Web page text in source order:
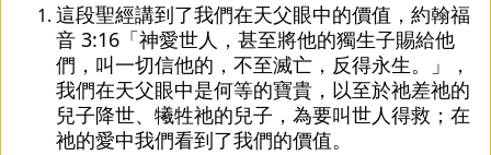
這段聖經講到了我們在天父眼中的價值，約翰福
音 3:16「神愛世人，甚至將他的獨生子賜給他
們，叫一切信他的，不至滅亡，反得永生。」，
我們在天父眼中是何等的寶貴，以至於祂差祂的
兒子降世、犧牲祂的兒子，為要叫世人得救；在
祂的愛中我們看到了我們的價值。